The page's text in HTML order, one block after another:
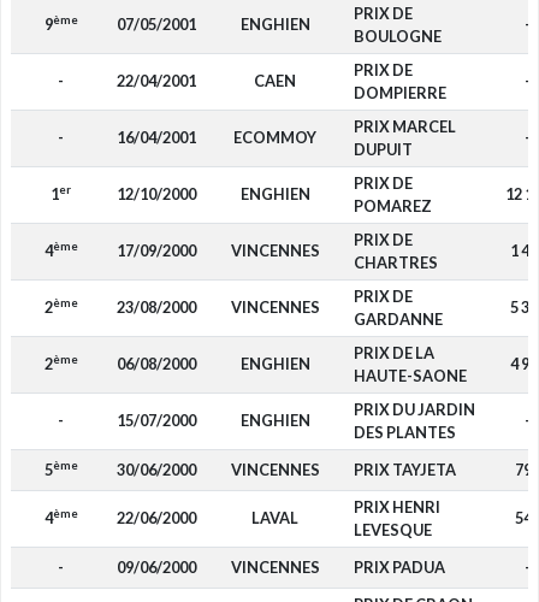
9ème 07/05/2001 ENGHIEN
PRIX DE
BOULOGNE
-
- 22/04/2001 CAEN
PRIX DE
DOMPIERRE
-
- 16/04/2001 ECOMMOY
PRIX MARCEL
DUPUIT
-
1er 12/10/2000 ENGHIEN
PRIX DE
POMAREZ
12
4ème 17/09/2000 VINCENNES
PRIX DE
CHARTRES
1
2ème 23/08/2000 VINCENNES
PRIX DE
GARDANNE
5
2ème 06/08/2000 ENGHIEN
PRIX DE LA
HAUTE-SAONE
4
- 15/07/2000 ENGHIEN
PRIX DU JARDIN
DES PLANTES
-
5ème 30/06/2000 VINCENNES PRIX TAYJETA 793
4ème 22/06/2000 LAVAL
PRIX HENRI
LEVESQUE
549
- 09/06/2000 VINCENNES PRIX PADUA -